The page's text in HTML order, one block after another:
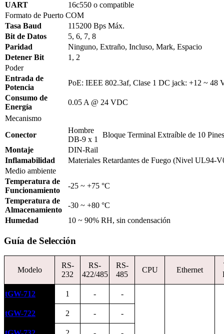
UART
16c550 o compatible
Formato de Puerto COM
Tasa Baud
115200 Bps Máx.
Bit de Datos
5, 6, 7, 8
Paridad
Ninguno, Extraño, Incluso, Mark, Espacio
Detener Bit
1, 2
Poder
Entrada de
Potencia
PoE: IEEE 802.3af, Clase 1 DC jack: +12 ~ 48
Consumo de
Energía
0.05 A @ 24 VDC
Mecanismo
Conector
Hombre
DB-9 x 1
Bloque Terminal Extraíble de 10
Montaje
DIN-Rail
Inflamabilidad
Materiales Retardantes de Fuego (Nivel UL94-
Medio ambiente
Temperatura de
Funcionamiento
-25 ~ +75 °C
Temperatura de
Almacenamiento
-30 ~ +80 °C
Humedad
10 ~ 90% RH, sin condensación
Guía de Selección
Modelo
RS-
232
RS-
422/485
RS-
485
CPU Ethernet
tGW-712 1 - -
tGW-722 2 - -